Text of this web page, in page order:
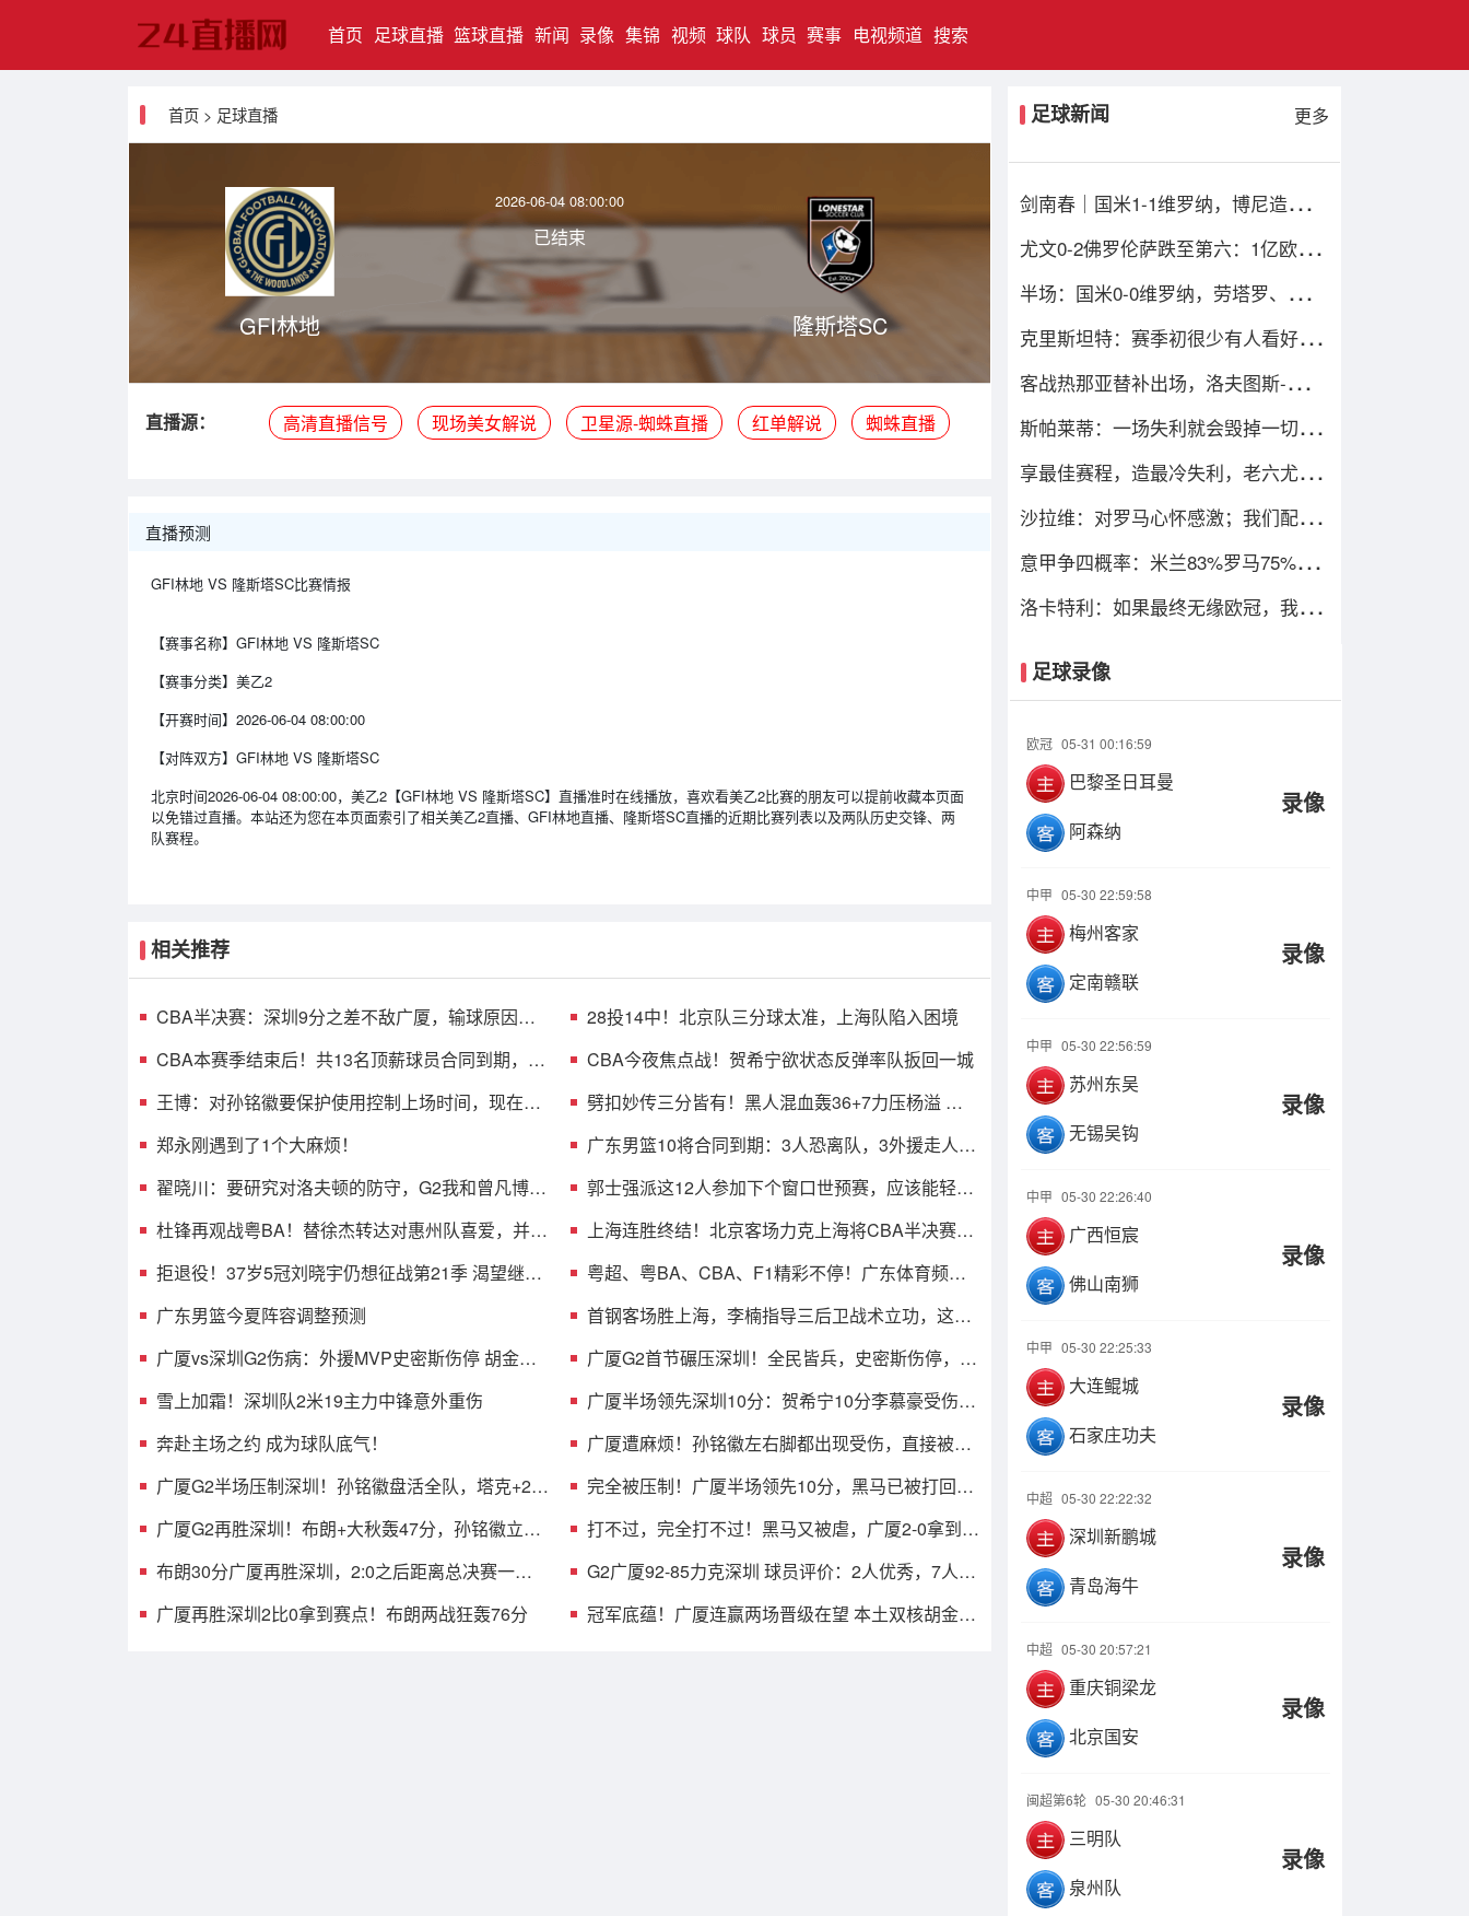
首页 (current)
足球直播 篮球直播 新闻 录像 集锦 视频 球队 球员 赛事 电视频道 搜索
首页 > 足球直播
GFI林地
2026-06-04 08:00:00
已结束
隆斯塔SC
直播源： 高清直播信号 现场美女解说 卫星源-蜘蛛直播 红单解说 蜘蛛直播
直播预测
GFI林地 VS 隆斯塔SC比赛情报
【赛事名称】 GFI林地 VS 隆斯塔SC
【赛事分类】 美乙2
【开赛时间】 2026-06-04 08:00:00
【对阵双方】 GFI林地 VS 隆斯塔SC
北京时间2026-06-04 08:00:00，美乙2【GFI林地 VS 隆斯塔SC】直播准时在线播放，喜欢看美乙2比赛的朋友可以提前收藏本页面
以免错过直播。本站还为您在本页面索引了相关美乙2直播、GFI林地直播、隆斯塔SC直播的近期比赛列表以及两队历史交锋、两
队赛程。
相关推荐
CBA半决赛：深圳9分之差不敌广厦，输球原因曝
28投14中！北京队三分球太准，上海队陷入困境
CBA本赛季结束后！共13名顶薪球员合同到期，多
CBA今夜焦点战！贺希宁欲状态反弹率队扳回一城
王博：对孙铭徽要保护使用控制上场时间，现在不
劈扣妙传三分皆有！黑人混血轰36+7力压杨溢 男
郑永刚遇到了1个大麻烦！
广东男篮10将合同到期：3人恐离队，3外援走人，
翟晓川：要研究对洛夫顿的防守，G2我和曾凡博的
郭士强派这12人参加下个窗口世预赛，应该能轻松
杜锋再观战粤BA！替徐杰转达对惠州队喜爱，并与
上海连胜终结！北京客场力克上海将CBA半决赛大
拒退役！37岁5冠刘晓宇仍想征战第21季 渴望继续
粤超、粤BA、CBA、F1精彩不停！广东体育频道
广东男篮今夏阵容调整预测
首钢客场胜上海，李楠指导三后卫战术立功，这阵
广厦vs深圳G2伤病：外援MVP史密斯伤停 胡金秋
广厦G2首节碾压深圳！全民皆兵，史密斯伤停，贺
雪上加霜！深圳队2米19主力中锋意外重伤
广厦半场领先深圳10分：贺希宁10分李慕豪受伤
奔赴主场之约 成为球队底气！
广厦遭麻烦！孙铭徽左右脚都出现受伤，直接被背
广厦G2半场压制深圳！孙铭徽盘活全队，塔克+2首
完全被压制！广厦半场领先10分，黑马已被打回原
广厦G2再胜深圳！布朗+大秋轰47分，孙铭徽立竿
打不过，完全打不过！黑马又被虐，广厦2-0拿到赛
布朗30分广厦再胜深圳，2:0之后距离总决赛一步
G2广厦92-85力克深圳 球员评价：2人优秀，7人及
广厦再胜深圳2比0拿到赛点！布朗两战狂轰76分
冠军底蕴！广厦连赢两场晋级在望 本土双核胡金秋
足球新闻 更多
剑南春｜国米1-1维罗纳，博尼造乌
尤文0-2佛罗伦萨跌至第六：1亿欧损
半场：国米0-0维罗纳，劳塔罗、姆希
克里斯坦特：赛季初很少有人看好我
客战热那亚替补出场，洛夫图斯-奇克
斯帕莱蒂：一场失利就会毁掉一切的
享最佳赛程，造最冷失利，老六尤文
沙拉维：对罗马心怀感激；我们配得
意甲争四概率：米兰83%罗马75%，
洛卡特利：如果最终无缘欧冠，我们
足球录像
欧冠 05-31 00:16:59
巴黎圣日耳曼
阿森纳
录像
中甲 05-30 22:59:58
梅州客家
定南赣联
录像
中甲 05-30 22:56:59
苏州东吴
无锡吴钩
录像
中甲 05-30 22:26:40
广西恒宸
佛山南狮
录像
中甲 05-30 22:25:33
大连鲲城
石家庄功夫
录像
中超 05-30 22:22:32
深圳新鹏城
青岛海牛
录像
中超 05-30 20:57:21
重庆铜梁龙
北京国安
录像
闽超第6轮 05-30 20:46:31
三明队
泉州队
录像